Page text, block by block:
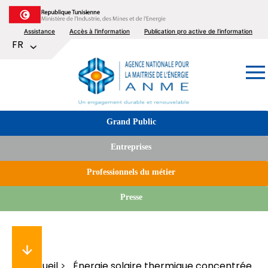
Aller
au
contenu
principal
Top
menu
Assistance Accès à l'information Publication pro active de l’information
FR
Lister les actions supplémentaires
Grand Public
Entreprises
Professionnels du métier
Presse